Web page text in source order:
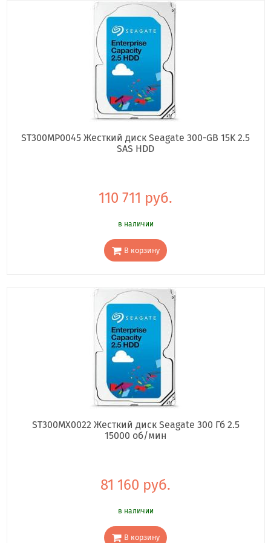
ST300MP0045 Жесткий диск Seagate 300-GB 15K 2.5
SAS HDD
110 711 руб.
в наличии
В корзину
ST300MX0022 Жесткий диск Seagate 300 Гб 2.5
15000 об/мин
81 160 руб.
в наличии
В корзину